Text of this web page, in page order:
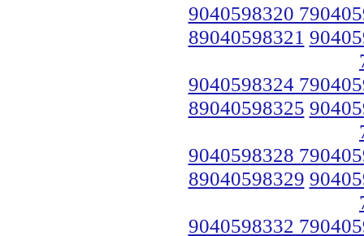
9040598320
89040598321
9040598324
89040598325
9040598328
89040598329
9040598332